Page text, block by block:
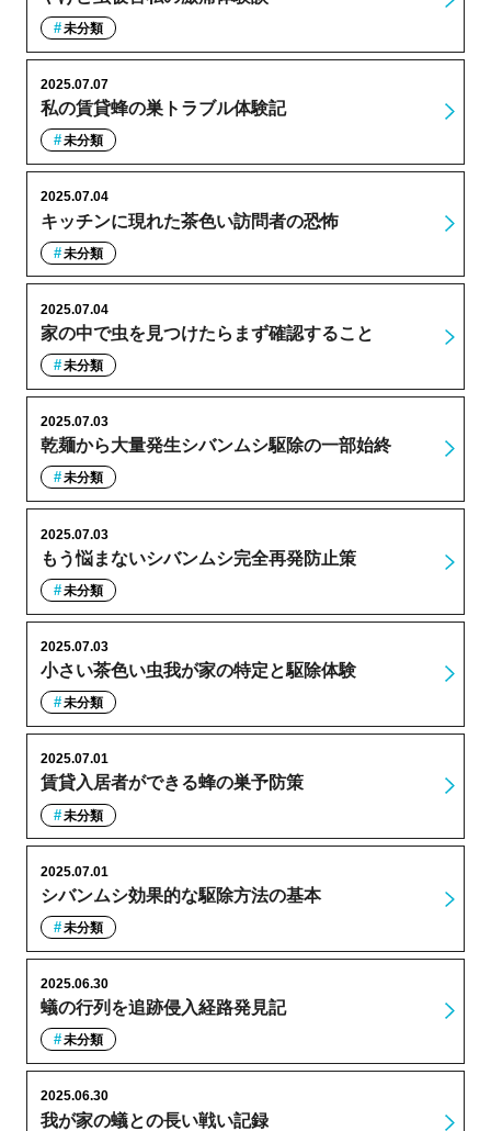
未分類
私の賃貸蜂の巣トラブル体験記
2025.07.07
未分類
キッチンに現れた茶色い訪問者の恐怖
2025.07.04
未分類
家の中で虫を見つけたらまず確認すること
2025.07.04
未分類
乾麺から大量発生シバンムシ駆除の一部始終
2025.07.03
未分類
もう悩まないシバンムシ完全再発防止策
2025.07.03
未分類
小さい茶色い虫我が家の特定と駆除体験
2025.07.03
未分類
賃貸入居者ができる蜂の巣予防策
2025.07.01
未分類
シバンムシ効果的な駆除方法の基本
2025.07.01
未分類
蟻の行列を追跡侵入経路発見記
2025.06.30
未分類
我が家の蟻との長い戦い記録
2025.06.30